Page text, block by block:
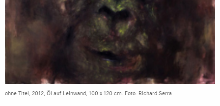
ohne Titel, 2012, Öl auf Leinwand, 100 x 120 cm. Foto: Richard Serra